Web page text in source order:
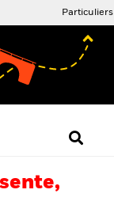
Particuliers